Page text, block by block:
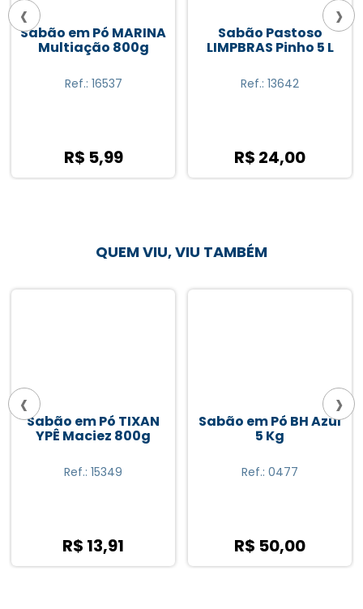
Sabão em Pó MARINA
Multiação 800g
Ref.: 16537
R$ 5,99
Sabão Pastoso
LIMPBRAS Pinho 5 L
Ref.: 13642
R$ 24,00
‹ ›
QUEM VIU, VIU TAMBÉM
Sabão em Pó TIXAN
YPÊ Maciez 800g
Ref.: 15349
R$ 13,91
Sabão em Pó BH Azul
5 Kg
Ref.: 0477
R$ 50,00
‹ ›